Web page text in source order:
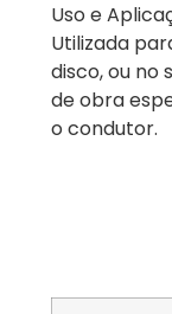
Uso e
Utilizada
disco, ou no
de obra
o condutor.